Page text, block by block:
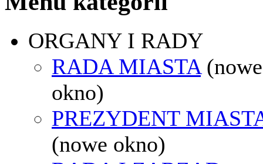
ORGANY I RADY
RADA MIASTA (nowe
okno)
PREZYDENT
(nowe okno)